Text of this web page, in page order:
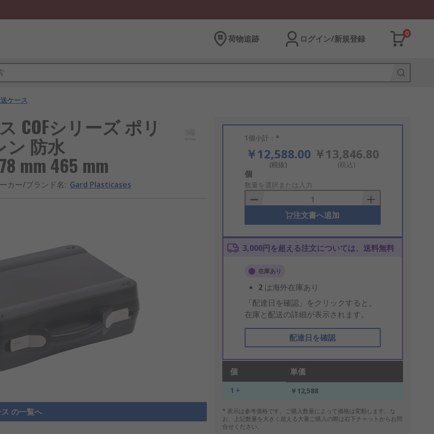
荷物追跡 ログイン/新規登録
0
ケース
COFシリーズ ポリ
ン 防水
mm 465 mm
カー/ブランド名: Gard Plasticases
の一覧へ
1個小計：*
￥12,588.00
(税抜)
￥13,846.80
(税込)
Add
to
Basket
個
数量を選択または入力
注文書へ追加
3,000円を超える注文については、送料無料
在庫あり
2 は海外在庫あり
「配達日を確認」をクリックすると、
在庫と配送の詳細が表示されます。
配達日を確認
個 単価
1 + ￥12,588
* 表示は参考価格です。ご購入数量によって価格は変動します。な
お、上記数量を大きく超える大量ご購入の際は右下チャットからお問
合せください。